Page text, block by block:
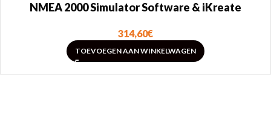
NMEA 2000 Simulator Software & iKreate
314,60€
TOEVOEGEN AAN WINKELWAGEN